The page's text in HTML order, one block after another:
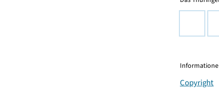
Copyright